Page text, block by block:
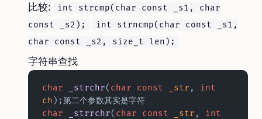
比较:
int strcmp(char const _s1, char
const _s2);
int strncmp(char const _s1,
char const _s2, size_t len);
字符串查找
char _strchr( char const _str , int
ch );第二个参数其实是字符
char _strrchr( char const _str , int